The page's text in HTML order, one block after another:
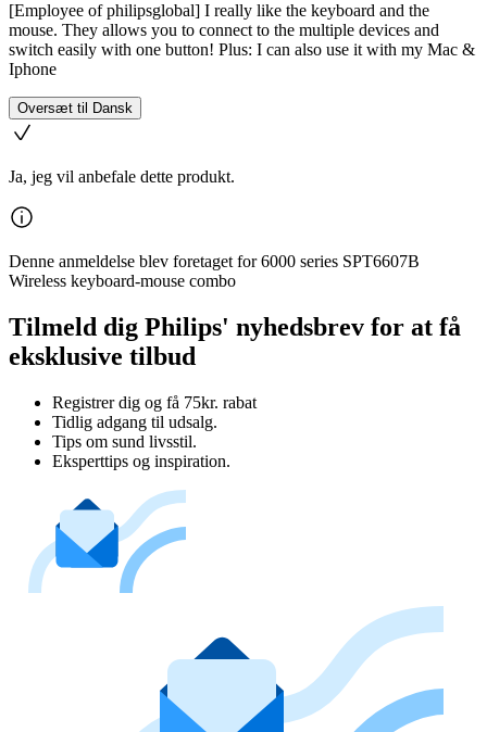
[Employee of philipsglobal] I really like the keyboard and the
mouse. They allows you to connect to the multiple devices and
switch easily with one button! Plus: I can also use it with my Mac &
Iphone
Oversæt til Dansk
Ja, jeg vil anbefale dette produkt.
Denne anmeldelse blev foretaget for 6000 series SPT6607B
Wireless keyboard-mouse combo
Tilmeld dig Philips' nyhedsbrev for at få
eksklusive tilbud
Registrer dig og få 75kr. rabat
Tidlig adgang til udsalg.
Tips om sund livsstil.
Eksperttips og inspiration.